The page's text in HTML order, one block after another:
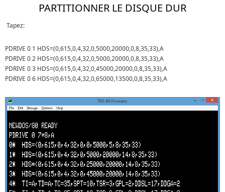
PARTITIONNER LE DISQUE DUR
Tapez:
PDRIVE 0 1 HDS=(0,615,0,4,32,0,5000,20000,0,8,35,33),A
PDRIVE 0 2 HDS=(0,615,0,4,32,0,5000,20000,0,8,35,33),A
PDRIVE 0 3 HDS=(0,615,0,4,32,0,45000,20000,0,8,35,33),A
PDRIVE 0 6 HDS=(0,615,0,4,32,0,65000,13500,0,8,35,33),A